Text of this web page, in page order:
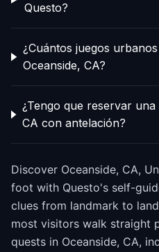
Questo?
¿Cuántos juegos
Oceanside, CA?
¿Tengo que reservar una
CA con antelación?
Discover Oceanside, CA,
foot with Questo's self-
clues from landmark to
most visitors walk straight
quests in Oceanside, CA,